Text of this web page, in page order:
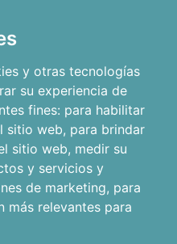
y otras tecnologías
su experiencia de
fines: para habilitar
sitio web, para brindar
sitio web, medir su
y servicios y
de marketing, para
más relevantes para